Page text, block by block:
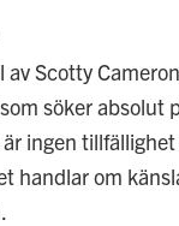
Scotty
söker absolut
ingen
handlar om